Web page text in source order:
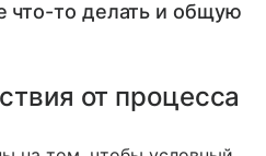
что-то делать и общую
от процесса